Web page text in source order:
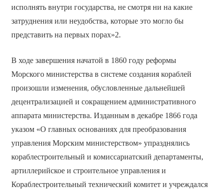
исполнять внутри государства, не смотря ни на какие
затруднения или неудобства, которые это могло бы
представить на первых порах»2.
В ходе завершения начатой в 1860 году реформы
Морского министерства в системе создания кораблей
произошли изменения, обусловленные дальнейшей
децентрализацией и сокращением административного
аппарата министерства. Изданным в декабре 1866 года
указом «О главных основаниях для преобразования
управления Морским министерством» упразднялись
кораблестроительный и комиссариатский департаменты,
артиллерийское и строительное управления и
Кораблестроительный технический комитет и учреждался